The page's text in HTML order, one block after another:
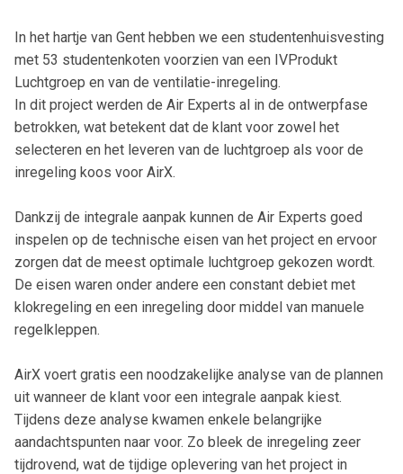
In het hartje van Gent hebben we een studentenhuisvesting
met 53 studentenkoten voorzien van een IVProdukt
Luchtgroep en van de ventilatie-inregeling.
In dit project werden de Air Experts al in de ontwerpfase
betrokken, wat betekent dat de klant voor zowel het
selecteren en het leveren van de luchtgroep als voor de
inregeling koos voor AirX.
Dankzij de integrale aanpak kunnen de Air Experts goed
inspelen op de technische eisen van het project en ervoor
zorgen dat de meest optimale luchtgroep gekozen wordt.
De eisen waren onder andere een constant debiet met
klokregeling en een inregeling door middel van manuele
regelkleppen.
AirX voert gratis een noodzakelijke analyse van de plannen
uit wanneer de klant voor een integrale aanpak kiest.
Tijdens deze analyse kwamen enkele belangrijke
aandachtspunten naar voor. Zo bleek de inregeling zeer
tijdrovend, wat de tijdige oplevering van het project in